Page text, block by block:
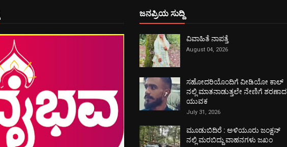
ಜನಪ್ರಿಯ ಸುದ್ದಿ
ವಿವಾಹಿತೆ ನಾಪತ್ತೆ
August 04, 2026
ಸಹೋದರಿಯೊಂದಿಗೆ ವೀಡಿಯೋ ಕಾಲ್
ನಲ್ಲಿ ಮಾತನಾಡುತ್ತಲೇ ನೇಣಿಗೆ ಶರಣಾದ
ಯುವಕ
July 31, 2026
ಮೂಡುಬಿದಿರೆ : ಅಳಿಯೂರು ಜಂಕ್ಷನ್
ನಲ್ಲಿ ಮರಬಿದ್ದು ವಾಹನಗಳು ಜಖಂ